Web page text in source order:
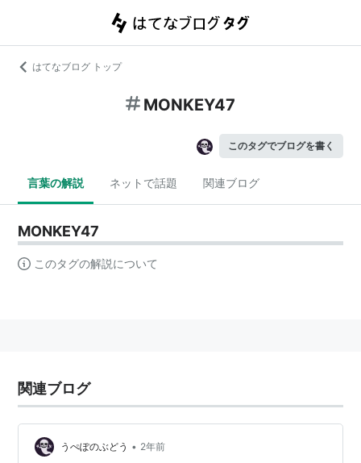
はてなブログ トップ
MONKEY47
このタグでブログを書く
言葉の解説 ネットで話題 関連ブログ
MONKEY47
このタグの解説について
関連ブログ
うぺぽのぶどう • 2年前